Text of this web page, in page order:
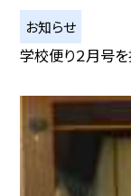
お知らせ
学校便り２月号